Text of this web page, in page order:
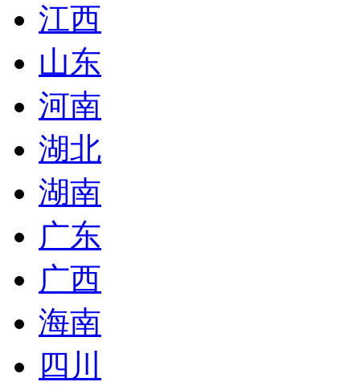
江西
山东
河南
湖北
湖南
广东
广西
海南
四川